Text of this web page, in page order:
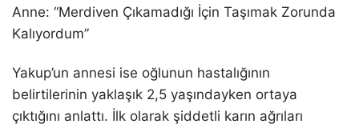
Anne: “Merdiven Çıkamadığı İçin Taşımak Zorunda
Kalıyordum”
Yakup’un annesi ise oğlunun hastalığının
belirtilerinin yaklaşık 2,5 yaşındayken ortaya
çıktığını anlattı. İlk olarak şiddetli karın ağrıları